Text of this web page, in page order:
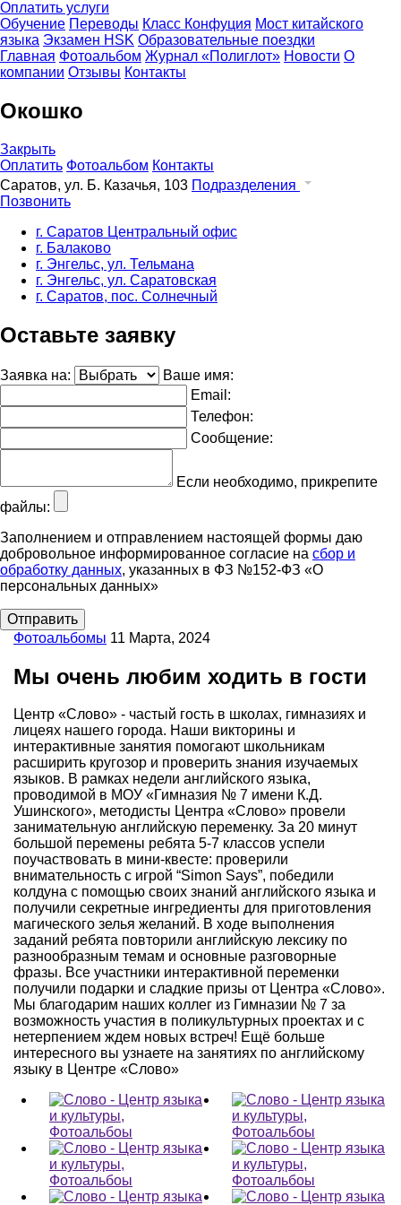
Оплатить услуги
Обучение Переводы Класс Конфуция Мост китайского
языка Экзамен HSK Образовательные поездки
Главная Фотоальбом Журнал «Полиглот» Новости О
компании Отзывы Контакты
Окошко
Закрыть
Оплатить Фотоальбом Контакты
Саратов, ул. Б. Казачья, 103 Подразделения
Позвонить
г. Саратов Центральный офис
г. Балаково
г. Энгельс, ул. Тельмана
г. Энгельс, ул. Саратовская
г. Саратов, пос. Солнечный
Оставьте заявку
Заявка на:
Ваше имя:
Email:
Телефон:
Сообщение:
Если необходимо, прикрепите
файлы:
Заполнением и отправлением настоящей формы даю
добровольное информированное согласие на сбор и
обработку данных, указанных в ФЗ №152-ФЗ «О
персональных данных»
Фотоальбомы 11 Марта, 2024
Мы очень любим ходить в гости
Центр «Слово» - частый гость в школах, гимназиях и
лицеях нашего города. Наши викторины и
интерактивные занятия помогают школьникам
расширить кругозор и проверить знания изучаемых
языков. В рамках недели английского языка,
проводимой в МОУ «Гимназия № 7 имени К.Д.
Ушинского», методисты Центра «Слово» провели
занимательную английскую переменку. За 20 минут
большой перемены ребята 5-7 классов успели
поучаствовать в мини-квесте: проверили
внимательность с игрой “Simon Says”, победили
колдуна с помощью своих знаний английского языка и
получили секретные ингредиенты для приготовления
магического зелья желаний. В ходе выполнения
заданий ребята повторили английскую лексику по
разнообразным темам и основные разговорные
фразы. Все участники интерактивной переменки
получили подарки и сладкие призы от Центра «Слово».
Мы благодарим наших коллег из Гимназии № 7 за
возможность участия в поликультурных проектах и с
нетерпением ждем новых встреч! Ещё больше
интересного вы узнаете на занятиях по английскому
языку в Центре «Слово»